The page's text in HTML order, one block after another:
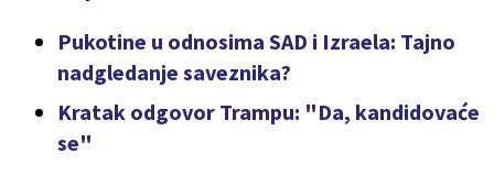
Pukotine u odnosima SAD i Izraela: Tajno
nadgledanje saveznika?
Kratak odgovor Trampu: "Da, kandidovaće
se"